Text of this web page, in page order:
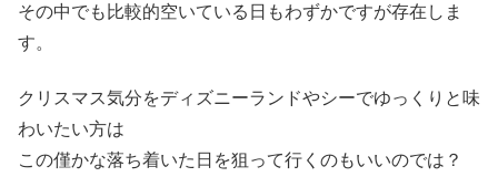
その中でも比較的空いている日もわずかですが存在しま
す。
クリスマス気分をディズニーランドやシーでゆっくりと味
わいたい方は
この僅かな落ち着いた日を狙って行くのもいいのでは？